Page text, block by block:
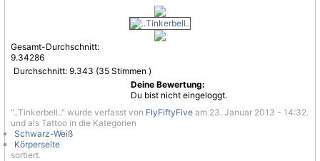
Gesamt-Durchschnitt:
9.34286
Durchschnitt: 9.343 (35 Stimmen )
Deine Bewertung:
Du bist nicht eingeloggt.
"..Tinkerbell.." wurde verfasst von FlyFiftyFive am 23. Januar 2013 - 14:32.
und als Tattoo in die Kategorien
Schwarz-Weiß
Körperseite
sortiert.